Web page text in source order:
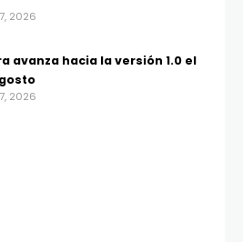
2026
avanza hacia la versión 1.0 el
2026